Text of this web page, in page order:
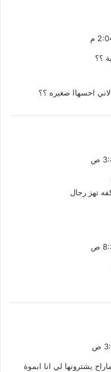
؟؟
تهز رجال
يشترونها لي انا ابموة